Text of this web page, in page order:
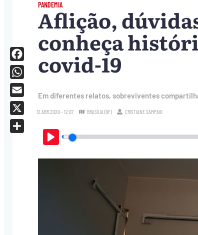
PANDEMIA
Aflição,
conheça
covid-19
Em diferentes relatos, sobreviventes
12.ABR.2020 - 12:07 BRASÍLIA (DF) CRISTIANE SAMPAIO
Play
Facebook
WhatsApp
Email
X